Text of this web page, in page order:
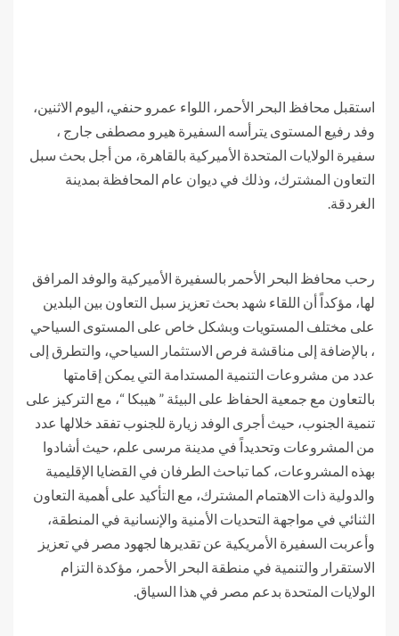
استقبل محافظ البحر الأحمر، اللواء عمرو حنفي، اليوم الاثنين،
وفد رفيع المستوى يترأسه السفيرة هيرو مصطفى جارج ،
سفيرة الولايات المتحدة الأميركية بالقاهرة، من أجل بحث سبل
التعاون المشترك، وذلك في ديوان عام المحافظة بمدينة
الغردقة.
رحب محافظ البحر الأحمر بالسفيرة الأميركية والوفد المرافق
لها، مؤكداً أن اللقاء شهد بحث تعزيز سبل التعاون بين البلدين
على مختلف المستويات وبشكل خاص على المستوى السياحي
، بالإضافة إلى مناقشة فرص الاستثمار السياحي، والتطرق إلى
عدد من مشروعات التنمية المستدامة التي يمكن إقامتها
بالتعاون مع جمعية الحفاظ على البيئة ” هيبكا “، مع التركيز على
تنمية الجنوب، حيث أجرى الوفد زيارة للجنوب تفقد خلالها عدد
من المشروعات وتحديداً في مدينة مرسى علم، حيث أشادوا
بهذه المشروعات، كما تباحث الطرفان في القضايا الإقليمية
والدولية ذات الاهتمام المشترك، مع التأكيد على أهمية التعاون
الثنائي في مواجهة التحديات الأمنية والإنسانية في المنطقة،
وأعربت السفيرة الأمريكية عن تقديرها لجهود مصر في تعزيز
الاستقرار والتنمية في منطقة البحر الأحمر، مؤكدة التزام
الولايات المتحدة بدعم مصر في هذا السياق.